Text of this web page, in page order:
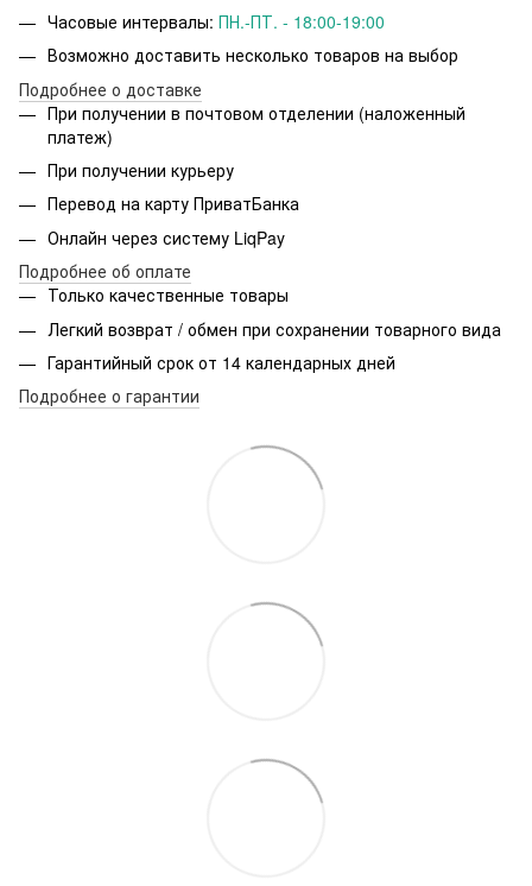
Часовые интервалы: ПН.-ПТ. - 18:00-19:00
Возможно доставить несколько товаров на выбор
Подробнее о доставке
При получении в почтовом отделении (наложенный
платеж)
При получении курьеру
Перевод на карту ПриватБанка
Онлайн через систему LiqPay
Подробнее об оплате
Только качественные товары
Легкий возврат / обмен при сохранении товарного вида
Гарантийный срок от 14 календарных дней
Подробнее о гарантии